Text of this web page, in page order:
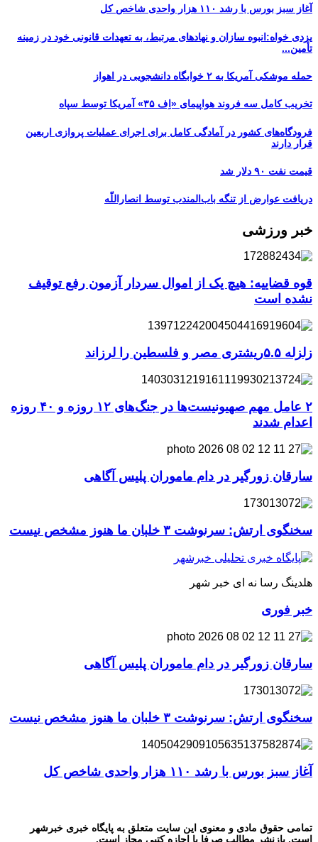
آغاز سبز بورس با رشد ۱۱۰ هزار واحدی شاخص کل
یزدی خواه:انبوه سازان و نهادهای مرتبط، به تعهدات قانونی خود در زمینه
تأمین...
حمله موشکی آمریکا به ۲ خوابگاه دانشجویی در اهواز
تخریب کامل سه فروند هواپیمای «اِف ۳۵» آمریکا توسط سپاه
فرودگاه‌های کشور در آمادگی کامل برای اجرای عملیات پروازی اربعین
قرار دارند
قیمت نفت ۹۰ دلار شد
دریافت عوارض از تنگه باب‌المندب توسط انصاراللّه
خبر ورزشی
قوه قضاییه: هیچ یک از اموال سردار آزمون رفع توقیف
نشده است
زلزله ۵.۵ریشتری مصر و فلسطین را لرزاند
۲ عامل مهم صهیونیست‌ها در جنگ‌های ۱۲ روزه و ۴۰ روزه
اعدام شدند
سارقان زورگیر در دام ماموران پلیس آگاهی
سخنگوی ارتش: سرنوشت ۳ خلبان ما هنوز مشخص نیست
هلدینگ رسا نه ای خبر شهر
خبر فوری
سارقان زورگیر در دام ماموران پلیس آگاهی
سخنگوی ارتش: سرنوشت ۳ خلبان ما هنوز مشخص نیست
آغاز سبز بورس با رشد ۱۱۰ هزار واحدی شاخص کل
تمامی حقوق مادی و معنوی این سایت متعلق به پایگاه خبری خبرشهر
است. بازنشر مطالب صرفا با اجازه کتبی مجاز است.